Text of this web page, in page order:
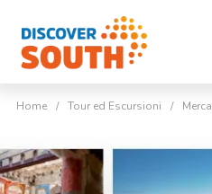
Home / Tour ed Escursioni /